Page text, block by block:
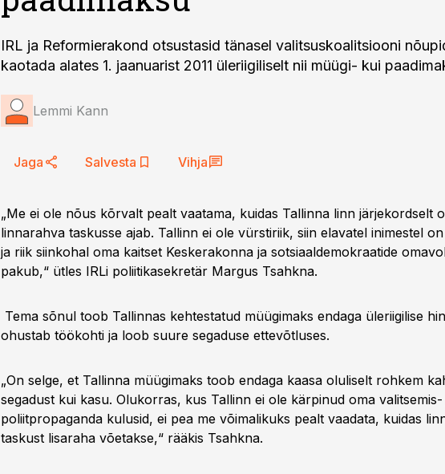
IRL ja Reformierakond otsustasid tänasel valitsuskoalitsiooni
kaotada alates 1. jaanuarist 2011 üleriigiliselt nii müügi- kui
Lemmi Kann
Jaga Salvesta Vihja
„Me ei ole nõus kõrvalt pealt vaatama, kuidas Tallinna linn järjekordselt
linnarahva taskusse ajab. Tallinn ei ole vürstiriik, siin elavatel inimestel
ja riik siinkohal oma kaitset Keskerakonna ja sotsiaaldemokraatide
pakub,“ ütles IRLi poliitikasekretär Margus Tsahkna.
Tema sõnul toob Tallinnas kehtestatud müügimaks endaga üleriigilise
ohustab töökohti ja loob suure segaduse ettevõtluses.
„On selge, et Tallinna müügimaks toob endaga kaasa oluliselt rohkem
segadust kui kasu. Olukorras, kus Tallinn ei ole kärpinud oma valitsemis-
poliitpropaganda kulusid, ei pea me võimalikuks pealt vaadata, kuidas
taskust lisaraha võetakse,“ rääkis Tsahkna.